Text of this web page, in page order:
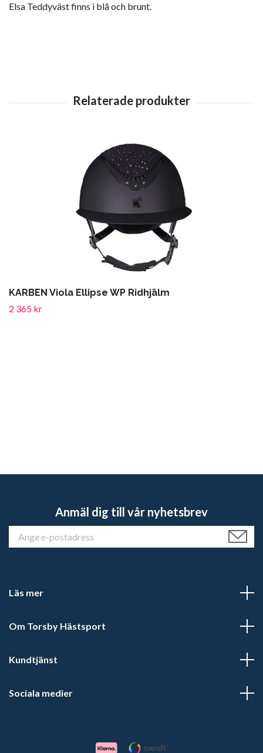
Elsa Teddyväst finns i blå och brunt.
KARBEN Viola Ellipse WP Ridhjälm
2 365 kr
Anmäl dig till vår nyhetsbrev
Läs mer
Om Torsby Hästsport
Kundtjänst
Sociala medier